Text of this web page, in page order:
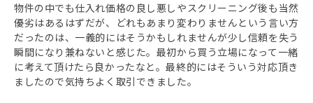
物件の中でも仕入れ価格の良し悪しやスクリーニング後も当然
優劣はあるはずだが、どれもあまり変わりませんという言い方
だったのは、一義的にはそうかもしれませんが少し信頼を失う
瞬間になり兼ねないと感じた。最初から買う立場になって一緒
に考えて頂けたら良かったなと。最終的にはそういう対応頂き
ましたので気持ちよく取引できました。